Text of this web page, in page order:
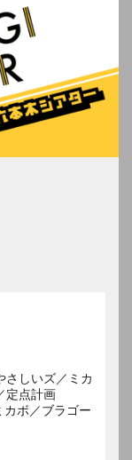
さしいズ／ミカ
定点計画
カボ／ブラゴー